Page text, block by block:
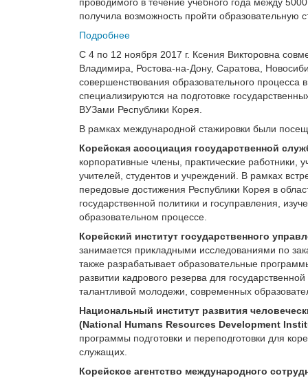
получила возможность пройти образовательную
Подробнее
C 4 по 12 ноября 2017 г. Ксения Викторовна
Владимира, Ростова-на-Дону, Саратова,
совершенствования образовательного
специализируются на подготовке
ВУЗами Республики Корея.
В рамках международной стажировки были
Корейская ассоциация государственной
корпоративные члены, практические
учителей, студентов и учреждений. В рамках
передовые достижения Республики Корея в
государственной политики и госуправления,
образовательном процессе.
Корейский институт государственного
занимается прикладными исследованиями по
также разрабатывает образовательные
развитии кадрового резерва для
талантливой молодежи, современных
Национальный институт развития
(National Humans Resources Development
программы подготовки и переподготовки для
служащих.
Корейское агентство международного